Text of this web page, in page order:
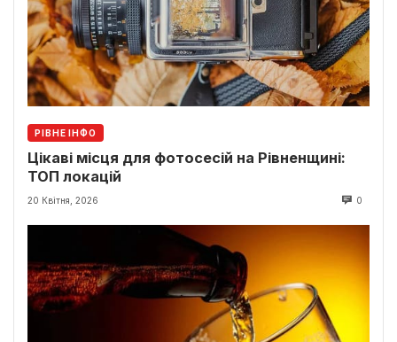
РІВНЕ ІНФО
Цікаві місця для фотосесій на Рівненщині:
ТОП локацій
20 Квітня, 2026 0